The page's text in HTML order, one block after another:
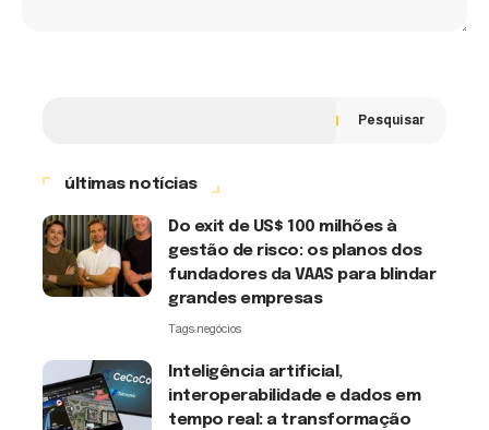
Pesquisar
últimas notícias
Do exit de US$ 100 milhões à
gestão de risco: os planos dos
fundadores da VAAS para blindar
grandes empresas
Tags:negócios
Inteligência artificial,
interoperabilidade e dados em
tempo real: a transformação